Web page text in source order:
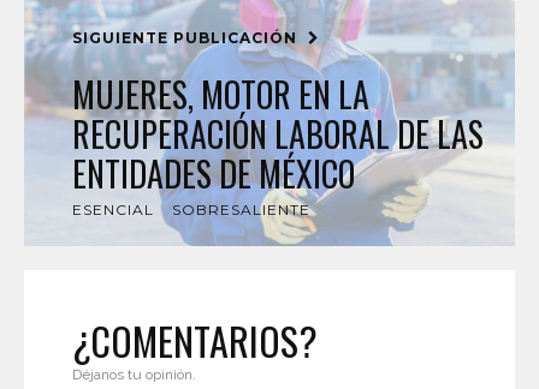
SIGUIENTE PUBLICACIÓN
MUJERES, MOTOR EN LA
RECUPERACIÓN LABORAL DE LAS
ENTIDADES DE MÉXICO
ESENCIAL SOBRESALIENTE
¿COMENTARIOS?
Déjanos tu opinión.